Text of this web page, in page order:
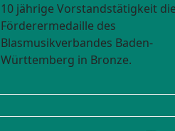
10 jährige Vorstandstätigkeit die
Förderermedaille des
Blasmusikverbandes Baden-
Württemberg in Bronze.